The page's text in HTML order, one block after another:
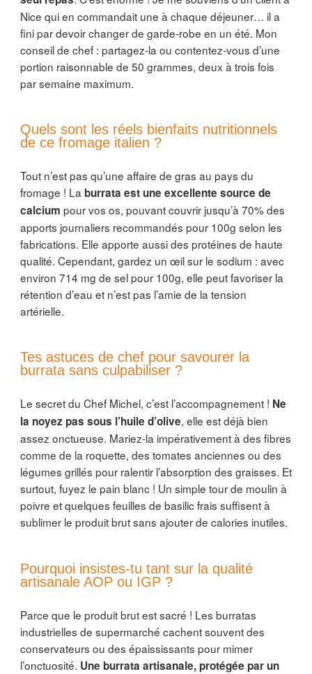
Nice qui en commandait une à chaque déjeuner… il a
fini par devoir changer de garde-robe en un été. Mon
conseil de chef : partagez-la ou contentez-vous d’une
portion raisonnable de 50 grammes, deux à trois fois
par semaine maximum.
Quels sont les réels bienfaits nutritionnels
de ce fromage italien ?
Tout n’est pas qu’une affaire de gras au pays du
fromage ! La burrata est une excellente source de
calcium pour vos os, pouvant couvrir jusqu’à 70% des
apports journaliers recommandés pour 100g selon les
fabrications. Elle apporte aussi des protéines de haute
qualité. Cependant, gardez un œil sur le sodium : avec
environ 714 mg de sel pour 100g, elle peut favoriser la
rétention d’eau et n’est pas l’amie de la tension
artérielle.
Tes astuces de chef pour savourer la
burrata sans culpabiliser ?
Le secret du Chef Michel, c’est l’accompagnement ! Ne
la noyez pas sous l’huile d’olive, elle est déjà bien
assez onctueuse. Mariez-la impérativement à des fibres
comme de la roquette, des tomates anciennes ou des
légumes grillés pour ralentir l’absorption des graisses. Et
surtout, fuyez le pain blanc ! Un simple tour de moulin à
poivre et quelques feuilles de basilic frais suffisent à
sublimer le produit brut sans ajouter de calories inutiles.
Pourquoi insistes-tu tant sur la qualité
artisanale AOP ou IGP ?
Parce que le produit brut est sacré ! Les burratas
industrielles de supermarché cachent souvent des
conservateurs ou des épaississants pour mimer
l’onctuosité. Une burrata artisanale, protégée par un